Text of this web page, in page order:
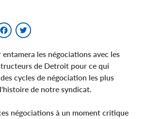
Facebook
les négociations avec les
de Detroit pour ce qui
cycles de négociation les plus
de notre syndicat.
négociations à un moment critique